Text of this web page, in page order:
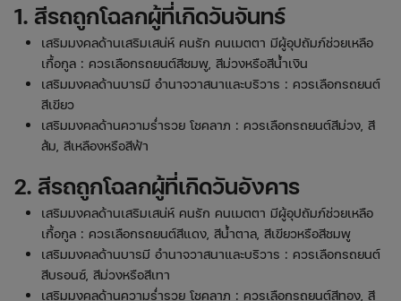
1. สีรถถูกโฉลกผู้ที่เกิดวันจันทร์
เสริมมงคลด้านเสริมเสน่ห์ คนรัก คนเมตตา มีผู้อุปถัมภ์ช่วยเหลือ
เกื้อกูล : ควรเลือกรถยนต์สีชมพู, สีม่วงหรือสีน้ำเงิน
เสริมมงคลด้านบารมี อำนาจวาสนาและบริวาร : ควรเลือกรถยนต์
สีเขียว
เสริมมงคลด้านความร่ำรวย โชคลาภ : ควรเลือกรถยนต์สีม่วง, สี
ส้ม, สีเหลืองหรือสีฟ้า
2. สีรถถูกโฉลกผู้ที่เกิดวันอังคาร
เสริมมงคลด้านเสริมเสน่ห์ คนรัก คนเมตตา มีผู้อุปถัมภ์ช่วยเหลือ
เกื้อกูล : ควรเลือกรถยนต์สีแดง, สีน้ำตาล, สีเขียวหรือสีชมพู
เสริมมงคลด้านบารมี อำนาจวาสนาและบริวาร : ควรเลือกรถยนต์
สีบรอนซ์, สีม่วงหรือสีเทา
เสริมมงคลด้านความร่ำรวย โชคลาภ : ควรเลือกรถยนต์สีทอง, สี